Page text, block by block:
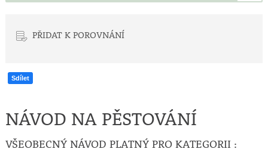
PŘIDAT K POROVNÁNÍ
Sdílet
NÁVOD NA PĚSTOVÁNÍ
VŠEOBECNÝ NÁVOD PLATNÝ PRO KATEGORII :